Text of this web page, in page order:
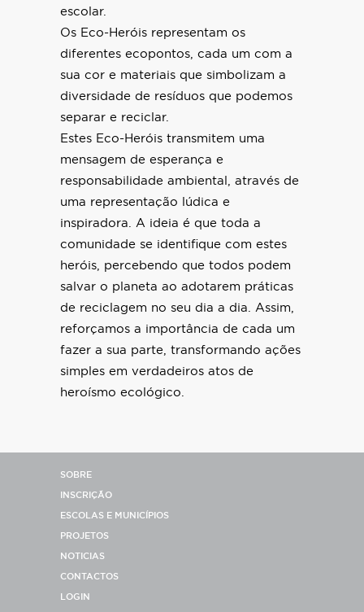
escolar.
Os Eco-Heróis representam os
diferentes ecopontos, cada um com a
sua cor e materiais que simbolizam a
diversidade de resíduos que podemos
separar e reciclar.
Estes Eco-Heróis transmitem uma
mensagem de esperança e
responsabilidade ambiental, através de
uma representação lúdica e
inspiradora. A ideia é que toda a
comunidade se identifique com estes
heróis, percebendo que todos podem
salvar o planeta ao adotarem práticas
de reciclagem no seu dia a dia. Assim,
reforçamos a importância de cada um
fazer a sua parte, transformando ações
simples em verdadeiros atos de
heroísmo ecológico.
SOBRE
INSCRIÇÃO
ESCOLAS E MUNICÍPIOS
PROJETOS
NOTICIAS
CONTACTOS
LOGIN